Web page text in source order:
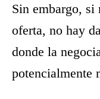
Sin embargo, si
oferta, no hay
donde la
potencialmente